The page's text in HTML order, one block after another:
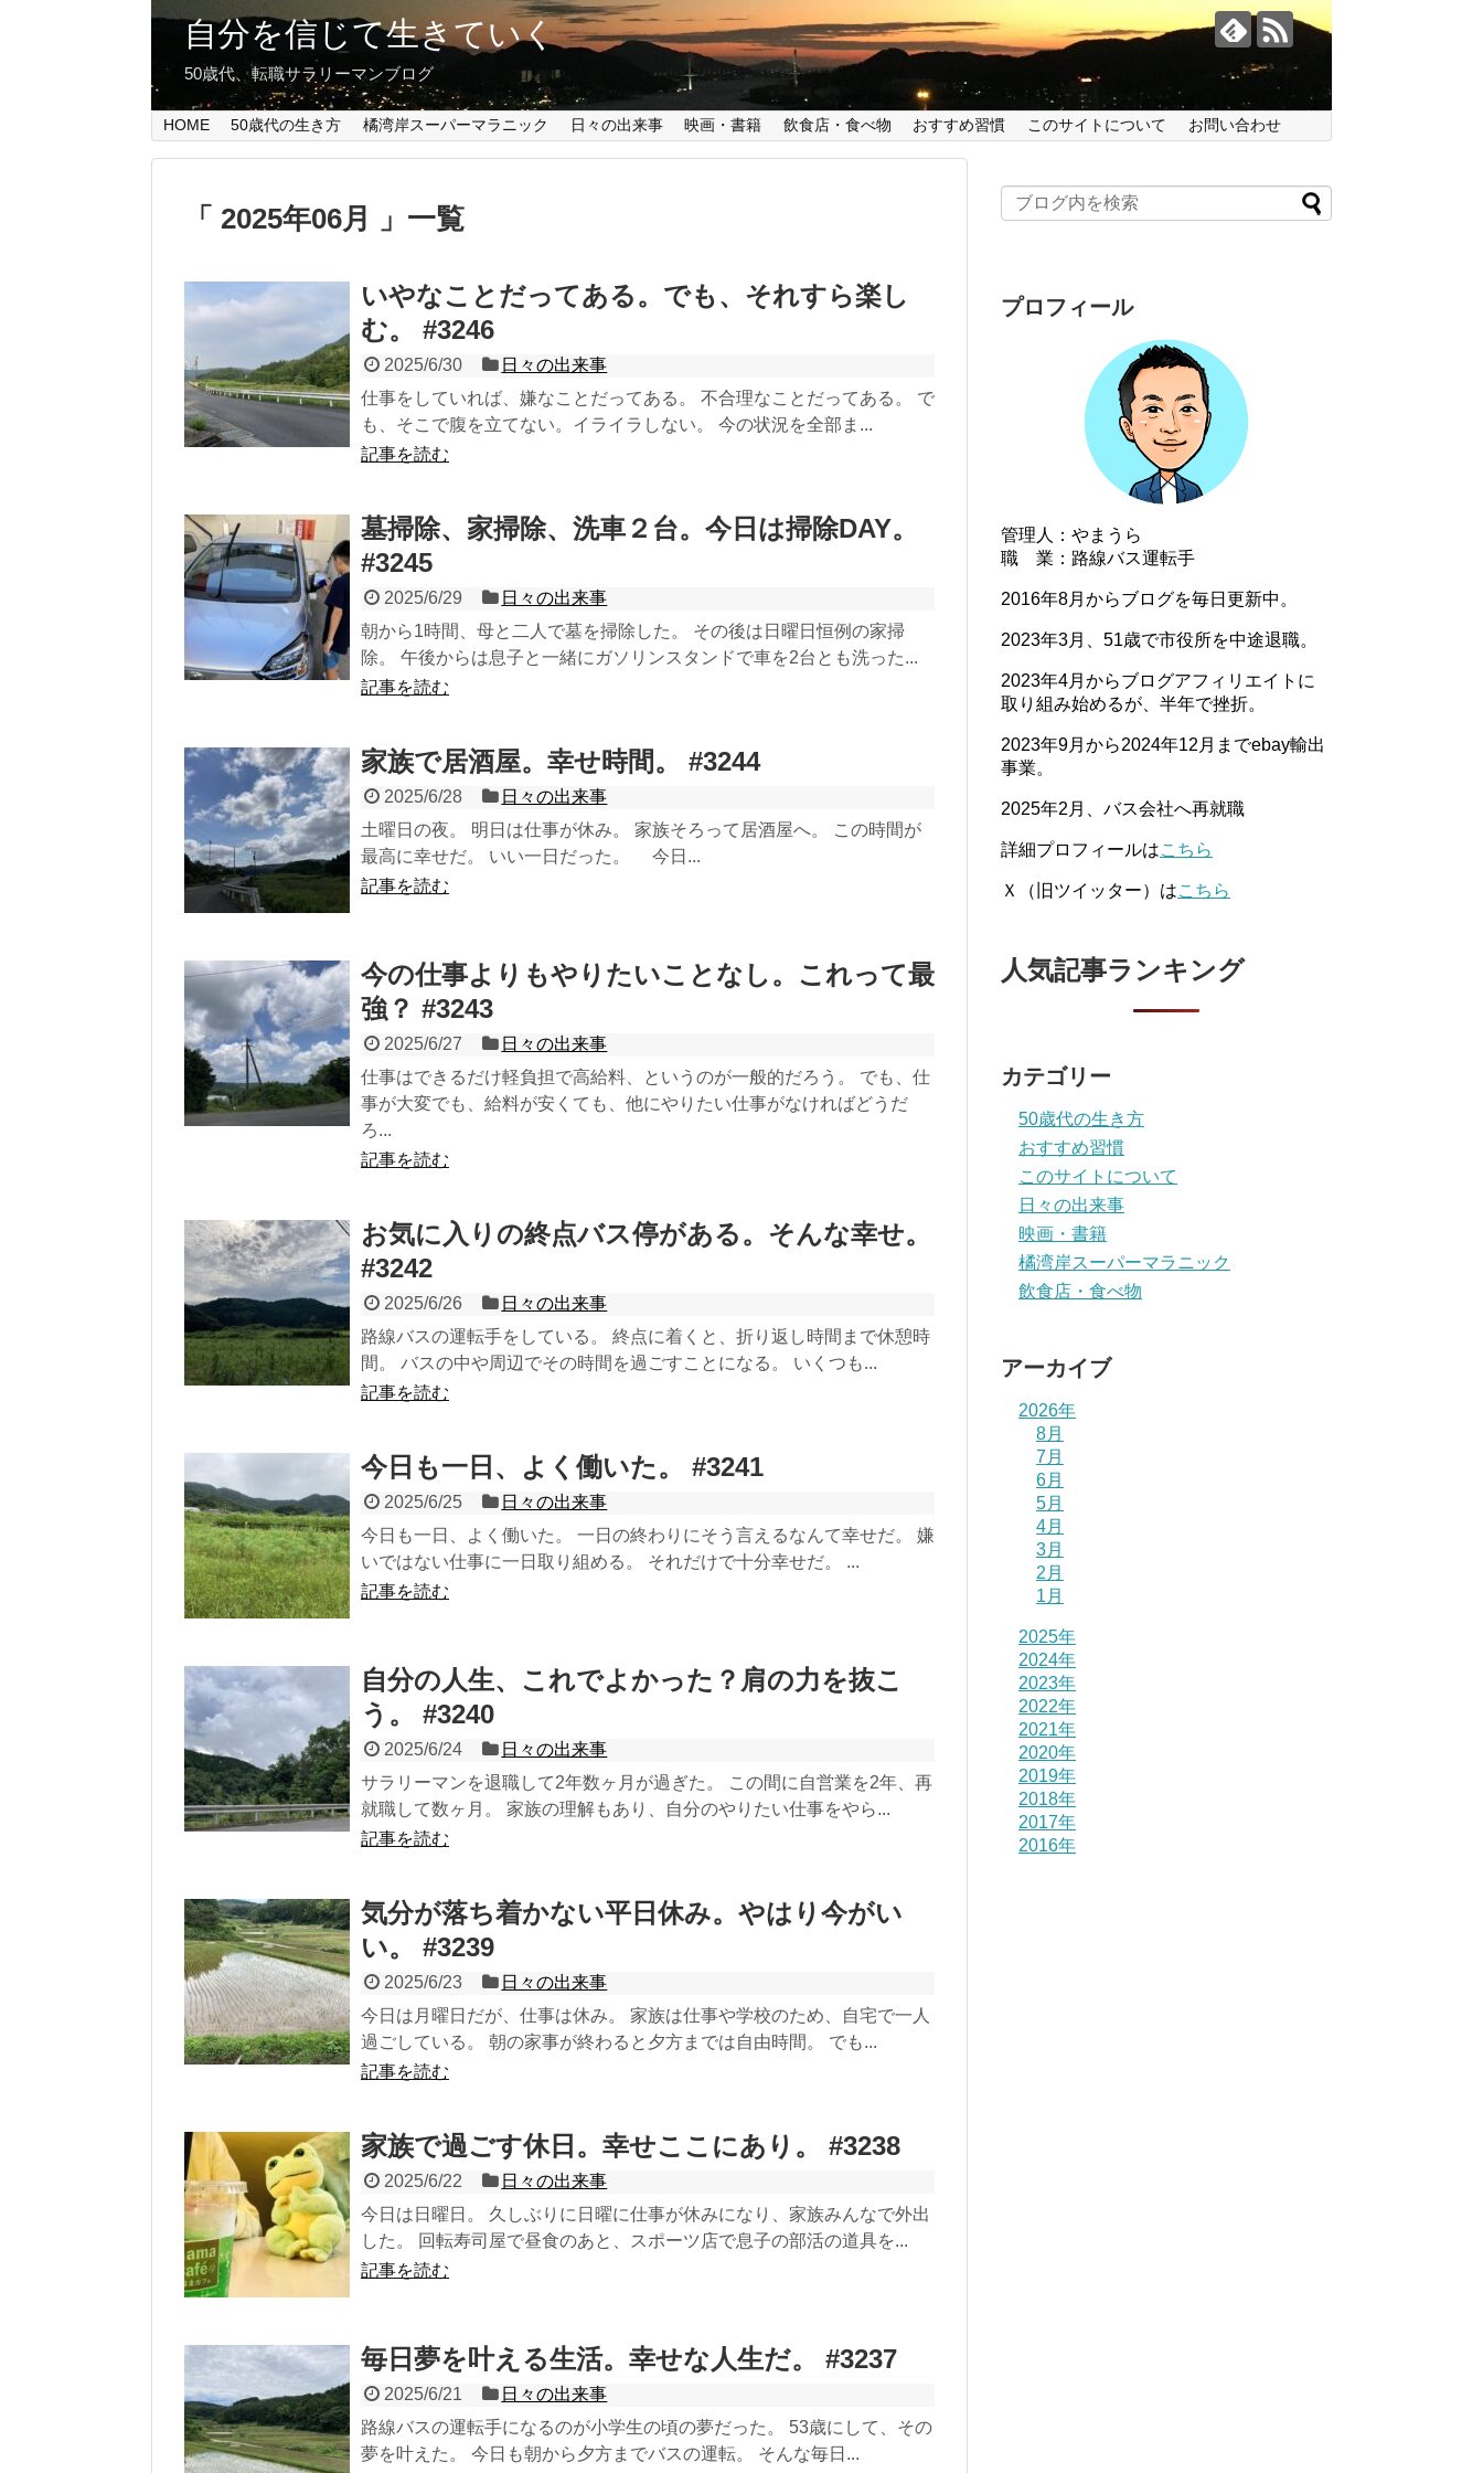
自分を信じて生きていく
50歳代、転職サラリーマンブログ
HOME 50歳代の生き方 橘湾岸スーパーマラニック 日々の出来事 映画・書籍 飲食店・食べ物 おすすめ習慣 このサイトについて お問い合わせ
「 2025年06月 」一覧
いやなことだってある。でも、それすら楽し
む。 #3246
2025/6/30
日々の出来事
仕事をしていれば、嫌なことだってある。 不合理なことだってある。 で
も、そこで腹を立てない。イライラしない。 今の状況を全部ま...
記事を読む
墓掃除、家掃除、洗車２台。今日は掃除DAY。
#3245
2025/6/29
日々の出来事
朝から1時間、母と二人で墓を掃除した。 その後は日曜日恒例の家掃
除。 午後からは息子と一緒にガソリンスタンドで車を2台とも洗った...
記事を読む
家族で居酒屋。幸せ時間。 #3244
2025/6/28
日々の出来事
土曜日の夜。 明日は仕事が休み。 家族そろって居酒屋へ。 この時間が
最高に幸せだ。 いい一日だった。 今日...
記事を読む
今の仕事よりもやりたいことなし。これって最
強？ #3243
2025/6/27
日々の出来事
仕事はできるだけ軽負担で高給料、というのが一般的だろう。 でも、仕
事が大変でも、給料が安くても、他にやりたい仕事がなければどうだ
ろ...
記事を読む
お気に入りの終点バス停がある。そんな幸せ。
#3242
2025/6/26
日々の出来事
路線バスの運転手をしている。 終点に着くと、折り返し時間まで休憩時
間。 バスの中や周辺でその時間を過ごすことになる。 いくつも...
記事を読む
今日も一日、よく働いた。 #3241
2025/6/25
日々の出来事
今日も一日、よく働いた。 一日の終わりにそう言えるなんて幸せだ。 嫌
いではない仕事に一日取り組める。 それだけで十分幸せだ。 ...
記事を読む
自分の人生、これでよかった？肩の力を抜こ
う。 #3240
2025/6/24
日々の出来事
サラリーマンを退職して2年数ヶ月が過ぎた。 この間に自営業を2年、再
就職して数ヶ月。 家族の理解もあり、自分のやりたい仕事をやら...
記事を読む
気分が落ち着かない平日休み。やはり今がい
い。 #3239
2025/6/23
日々の出来事
今日は月曜日だが、仕事は休み。 家族は仕事や学校のため、自宅で一人
過ごしている。 朝の家事が終わると夕方までは自由時間。 でも...
記事を読む
家族で過ごす休日。幸せここにあり。 #3238
2025/6/22
日々の出来事
今日は日曜日。 久しぶりに日曜に仕事が休みになり、家族みんなで外出
した。 回転寿司屋で昼食のあと、スポーツ店で息子の部活の道具を...
記事を読む
毎日夢を叶える生活。幸せな人生だ。 #3237
2025/6/21
日々の出来事
路線バスの運転手になるのが小学生の頃の夢だった。 53歳にして、その
夢を叶えた。 今日も朝から夕方までバスの運転。 そんな毎日...
プロフィール
管理人：やまうら
職 業：路線バス運転手
2016年8月からブログを毎日更新中。
2023年3月、51歳で市役所を中途退職。
2023年4月からブログアフィリエイトに
取り組み始めるが、半年で挫折。
2023年9月から2024年12月までebay輸出
事業。
2025年2月、バス会社へ再就職
詳細プロフィールはこちら
Ｘ（旧ツイッター）はこちら
人気記事ランキング
カテゴリー
50歳代の生き方
おすすめ習慣
このサイトについて
日々の出来事
映画・書籍
橘湾岸スーパーマラニック
飲食店・食べ物
アーカイブ
2026年
8月
7月
6月
5月
4月
3月
2月
1月
2025年
2024年
2023年
2022年
2021年
2020年
2019年
2018年
2017年
2016年